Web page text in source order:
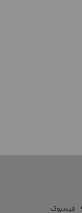
فیسبوک